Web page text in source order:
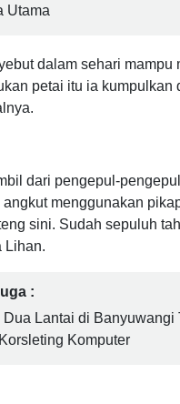
Utama
dalam sehari mampu
petai itu ia kumpulkan
dari pengepul-
angkut menggunakan
sini. Sudah sepuluh
Lihan.
:
Dua Lantai di Banyuwangi
Komputer